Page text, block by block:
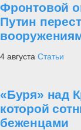
Фронтовой
Путин
4 августа Статьи
«Буря» над
которой
беженцами